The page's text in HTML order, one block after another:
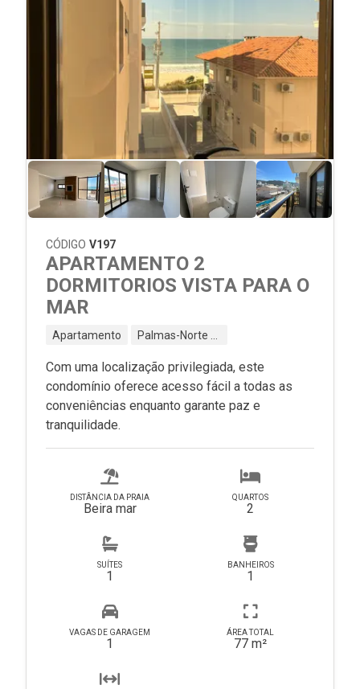
CÓDIGO V197
APARTAMENTO 2
DORMITORIOS VISTA PARA O
MAR
Apartamento
Com uma localização privilegiada, este
condomínio oferece acesso fácil a todas as
conveniências enquanto garante paz e
tranquilidade.
DISTÂNCIA DA PRAIA
Beira mar
QUARTOS
2
SUÍTES
1
BANHEIROS
1
VAGAS DE GARAGEM
1
ÁREA TOTAL
77 m²